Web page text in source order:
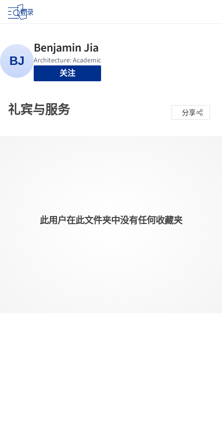
登录
关注
礼宾与服务 分享
此用户在此文件夹中没有任何收藏夹